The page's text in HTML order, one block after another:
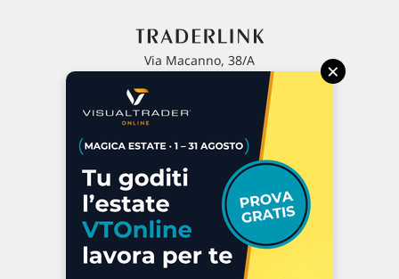
Via Macanno, 38/A
P.IVA 02 452 460 401
Chi siamo
Commenti e segnalazioni
Contattaci
×